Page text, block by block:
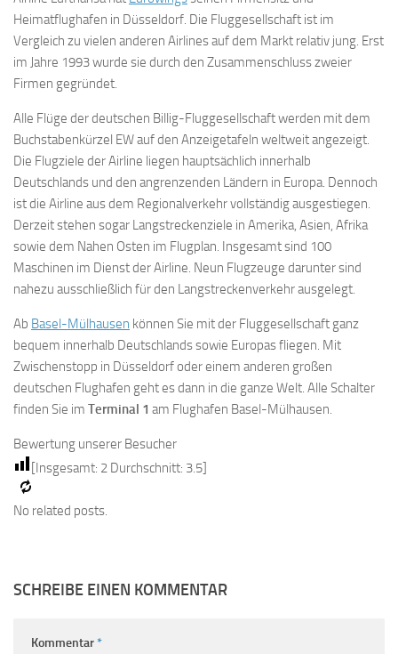
Heimatflughafen in Düsseldorf. Die Fluggesellschaft ist im
Vergleich zu vielen anderen Airlines auf dem Markt relativ jung. Erst
im Jahre 1993 wurde sie durch den Zusammenschluss zweier
Firmen gegründet.
Alle Flüge der deutschen Billig-Fluggesellschaft werden mit dem
Buchstabenkürzel EW auf den Anzeigetafeln weltweit angezeigt.
Die Flugziele der Airline liegen hauptsächlich innerhalb
Deutschlands und den angrenzenden Ländern in Europa. Dennoch
ist die Airline aus dem Regionalverkehr vollständig ausgestiegen.
Derzeit stehen sogar Langstreckenziele in Amerika, Asien, Afrika
sowie dem Nahen Osten im Flugplan. Insgesamt sind 100
Maschinen im Dienst der Airline. Neun Flugzeuge darunter sind
nahezu ausschließlich für den Langstreckenverkehr ausgelegt.
Ab Basel-Mülhausen können Sie mit der Fluggesellschaft ganz
bequem innerhalb Deutschlands sowie Europas fliegen. Mit
Zwischenstopp in Düsseldorf oder einem anderen großen
deutschen Flughafen geht es dann in die ganze Welt. Alle Schalter
finden Sie im Terminal 1 am Flughafen Basel-Mülhausen.
Bewertung unserer Besucher
[Insgesamt: 2 Durchschnitt: 3.5]
No related posts.
SCHREIBE EINEN KOMMENTAR
Kommentar*